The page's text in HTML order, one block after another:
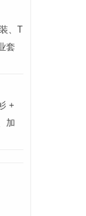
、T
套
+
加